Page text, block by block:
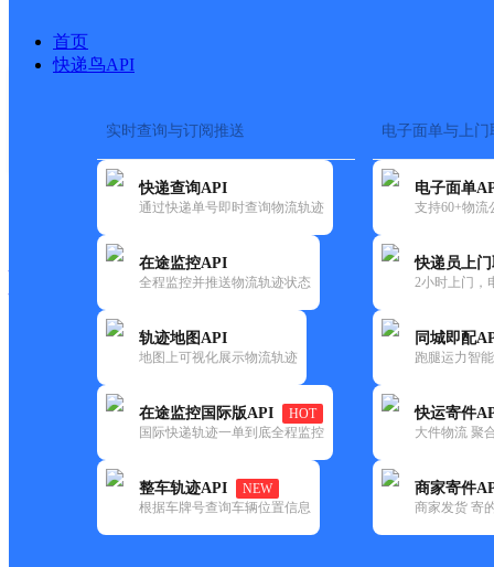
首页
快递鸟API
实时查询与订阅推送
快递查询API
通过快递单号即时查询物流轨迹
在途监控API
全程监控并推送物流轨迹状态
轨迹地图API
地图上可视化展示物流轨迹
在途监控国际版API
HOT
国际快递轨迹一单到底全程监控
整车轨迹API
NEW
根据车牌号查询车辆位置信息
电子面单与上门
电子面单
支持60+物流
快递员上
2小时上门，
同城即配
跑腿运力智
快运寄件
大件物流 聚
商家寄件
商家发货 寄
快运大全 快递时效
邮政
赵湾邮政支局
更新时间：2021-12-03 00:00:00